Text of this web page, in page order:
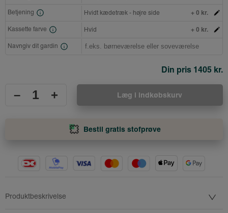
Betjening Hvidt kædetræk - højre side + 0 kr.
Kassette farve Hvid + 0 kr.
Navngiv dit gardin
Din pris 1405 kr.
– + Læg i indkøbskurv
Bestil gratis stofprøve
Produktbeskrivelse